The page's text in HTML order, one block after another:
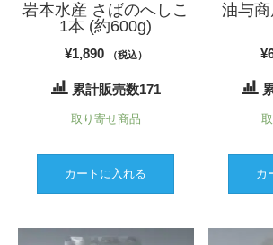
岩本水産 さばのへしこ
1本 (約600g)
¥1,890 （税込）
累計販売数171
取り寄せ商品
カートに入れる
油与
¥
カ